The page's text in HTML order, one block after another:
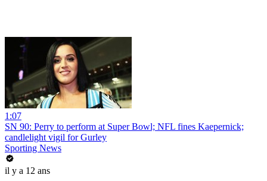
1:07
SN 90: Perry to perform at Super Bowl; NFL fines Kaepernick;
candlelight vigil for Gurley
Sporting News
il y a 12 ans